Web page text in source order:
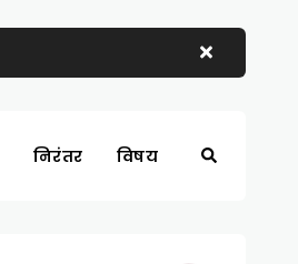
निरंतर विषय